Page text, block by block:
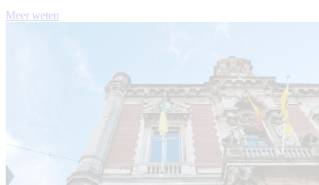
Meer weten